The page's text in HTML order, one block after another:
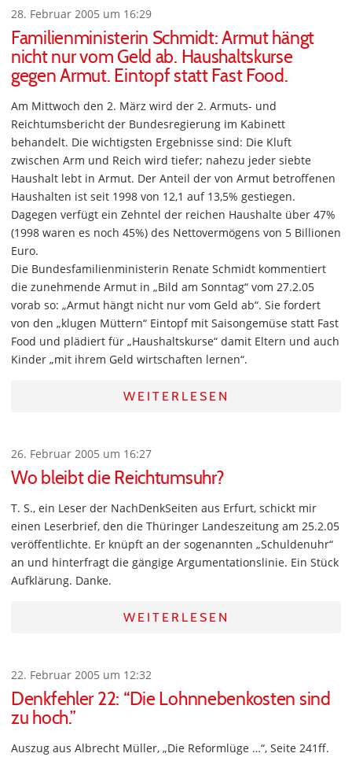
28. Februar 2005 um 16:29
Familienministerin Schmidt: Armut hängt
nicht nur vom Geld ab. Haushaltskurse
gegen Armut. Eintopf statt Fast Food.
Am Mittwoch den 2. März wird der 2. Armuts- und
Reichtumsbericht der Bundesregierung im Kabinett
behandelt. Die wichtigsten Ergebnisse sind: Die Kluft
zwischen Arm und Reich wird tiefer; nahezu jeder siebte
Haushalt lebt in Armut. Der Anteil der von Armut betroffenen
Haushalten ist seit 1998 von 12,1 auf 13,5% gestiegen.
Dagegen verfügt ein Zehntel der reichen Haushalte über 47%
(1998 waren es noch 45%) des Nettovermögens von 5 Billionen
Euro.
Die Bundesfamilienministerin Renate Schmidt kommentiert
die zunehmende Armut in „Bild am Sonntag“ vom 27.2.05
vorab so: „Armut hängt nicht nur vom Geld ab“. Sie fordert
von den „klugen Müttern“ Eintopf mit Saisongemüse statt Fast
Food und plädiert für „Haushaltskurse“ damit Eltern und auch
Kinder „mit ihrem Geld wirtschaften lernen“.
WEITERLESEN
26. Februar 2005 um 16:27
Wo bleibt die Reichtumsuhr?
T. S., ein Leser der NachDenkSeiten aus Erfurt, schickt mir
einen Leserbrief, den die Thüringer Landeszeitung am 25.2.05
veröffentlichte. Er knüpft an der sogenannten „Schuldenuhr“
an und hinterfragt die gängige Argumentationslinie. Ein Stück
Aufklärung. Danke.
WEITERLESEN
22. Februar 2005 um 12:32
Denkfehler 22: “Die Lohnnebenkosten sind
zu hoch.”
Auszug aus Albrecht Müller, „Die Reformlüge …“, Seite 241ff.